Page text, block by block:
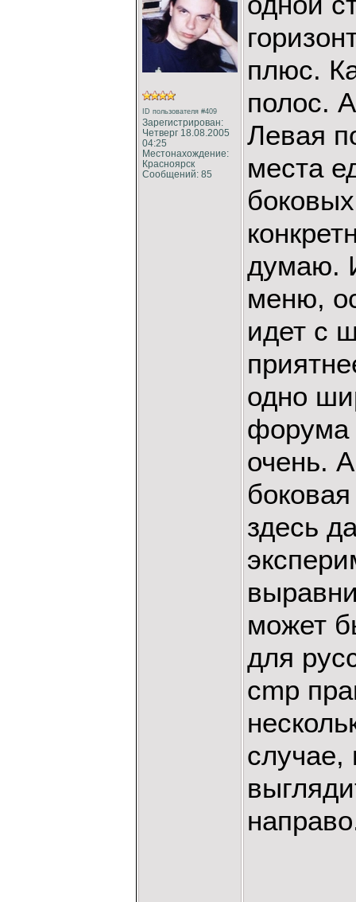
ID пользователя #409
Зарегистрирован:
Четверг 18.08.2005
04:25
Местонахождение:
Красноярск
Сообщений: 85
плюс.
полос.
Левая
места
думаю.
меню,
идет с
одно
форума
очень.
здесь
может
для
cmp
случае,